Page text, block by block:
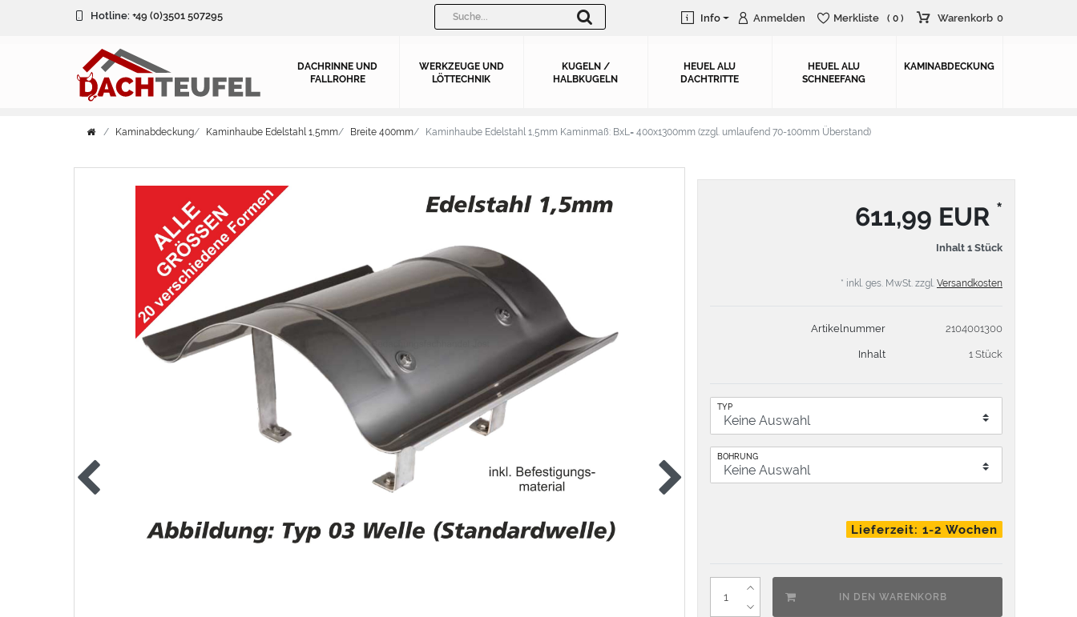
Hotline: +49 (0)3501 507295 Info Anmelden Merkliste ( 0 ) Warenkorb 0
DACHRINNE UND
FALLROHRE
WERKZEUGE UND
LÖTTECHNIK
KUGELN /
HALBKUGELN
HEUEL ALU
DACHTRITTE
HEUEL ALU
SCHNEEFANG
KAMINABDECKUNG
Kaminabdeckung Kaminhaube Edelstahl 1,5mm Breite 400mm Kaminhaube Edelstahl 1,5mm Kaminmaß: BxL= 400x1300mm (zzgl. umlaufend 70-100mm Überstand)
611,99 EUR *
Inhalt 1 Stück
* inkl. ges. MwSt. zzgl. Versandkosten
Artikelnummer 2104001300
Inhalt 1 Stück
TYP
BOHRUNG
Lieferzeit: 1-2 Wochen
IN DEN WARENKORB